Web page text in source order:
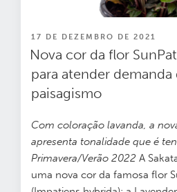
PUBLICADO
EM
17 DE DEZEMBRO DE 2021
Nova cor da flor
para atender
paisagismo
Com coloração lavanda, a
apresenta tonalidade que é
Primavera/Verão 2022 A
uma nova cor da famosa flor